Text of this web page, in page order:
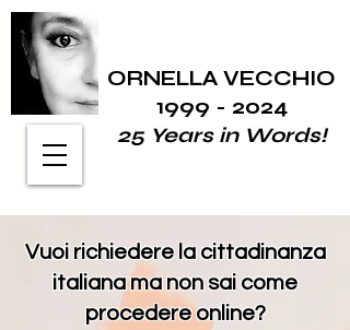
ORNELLA VECCHIO
1999 - 2024
25 Years in Words!
Vuoi richiedere la cittadinanza
italiana ma non sai come
procedere online?